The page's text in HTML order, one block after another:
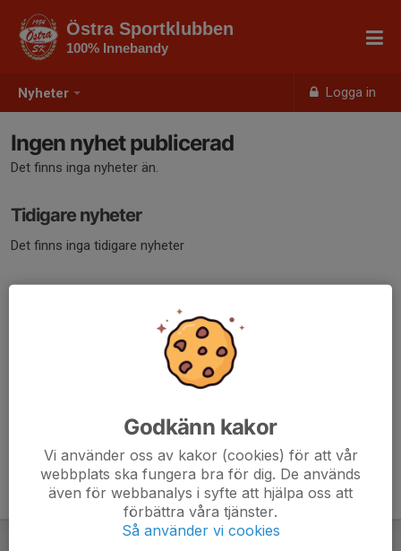
Nyheter Logga in
Östra Sportklubben
100% Innebandy
Ingen nyhet publicerad
Det finns inga nyheter än.
Tidigare nyheter
Det finns inga tidigare nyheter
Godkänn kakor
Vi använder oss av kakor (cookies) för att vår
webbplats ska fungera bra för dig. De används
även för webbanalys i syfte att hjälpa oss att
förbättra våra tjänster.
Så använder vi cookies